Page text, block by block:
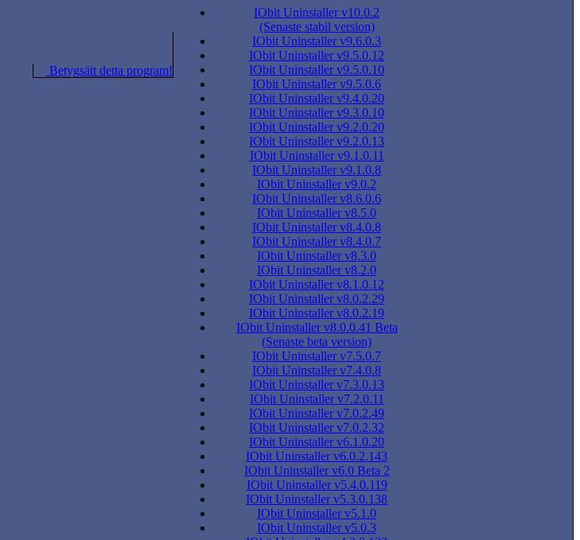
IObit Uninstaller v10.0.2
(Senaste stabil version)
IObit Uninstaller v9.6.0.3
IObit Uninstaller v9.5.0.12
IObit Uninstaller v9.5.0.10
IObit Uninstaller v9.5.0.6
IObit Uninstaller v9.4.0.20
IObit Uninstaller v9.3.0.10
IObit Uninstaller v9.2.0.20
IObit Uninstaller v9.2.0.13
IObit Uninstaller v9.1.0.11
IObit Uninstaller v9.1.0.8
IObit Uninstaller v9.0.2
IObit Uninstaller v8.6.0.6
IObit Uninstaller v8.5.0
IObit Uninstaller v8.4.0.8
IObit Uninstaller v8.4.0.7
IObit Uninstaller v8.3.0
IObit Uninstaller v8.2.0
IObit Uninstaller v8.1.0.12
IObit Uninstaller v8.0.2.29
IObit Uninstaller v8.0.2.19
IObit Uninstaller v8.0.0.41 Beta
(Senaste beta version)
IObit Uninstaller v7.5.0.7
IObit Uninstaller v7.4.0.8
IObit Uninstaller v7.3.0.13
IObit Uninstaller v7.2.0.11
IObit Uninstaller v7.0.2.49
IObit Uninstaller v7.0.2.32
IObit Uninstaller v6.1.0.20
IObit Uninstaller v6.0.2.143
IObit Uninstaller v6.0 Beta 2
IObit Uninstaller v5.4.0.119
IObit Uninstaller v5.3.0.138
IObit Uninstaller v5.1.0
IObit Uninstaller v5.0.3
Betygsätt detta program!